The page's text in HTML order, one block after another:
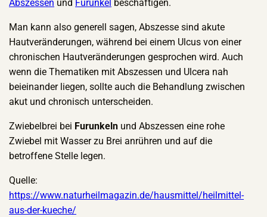
Abszessen und Furunkel beschäftigen.
Man kann also generell sagen, Abszesse sind akute
Hautveränderungen, während bei einem Ulcus von einer
chronischen Hautveränderungen gesprochen wird. Auch
wenn die Thematiken mit Abszessen und Ulcera nah
beieinander liegen, sollte auch die Behandlung zwischen
akut und chronisch unterscheiden.
Zwiebelbrei bei Furunkeln und Abszessen eine rohe
Zwiebel mit Wasser zu Brei anrühren und auf die
betroffene Stelle legen.
Quelle:
https://www.naturheilmagazin.de/hausmittel/heilmittel-
aus-der-kueche/